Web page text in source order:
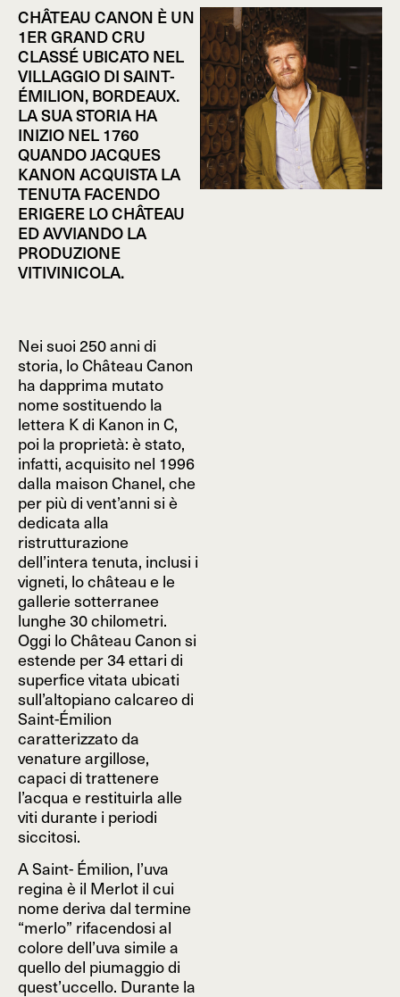
CHÂTEAU CANON È UN
1ER GRAND CRU
CLASSÉ UBICATO NEL
VILLAGGIO DI SAINT-
ÉMILION, BORDEAUX.
LA SUA STORIA HA
INIZIO NEL 1760
QUANDO JACQUES
KANON ACQUISTA LA
TENUTA FACENDO
ERIGERE LO CHÂTEAU
ED AVVIANDO LA
PRODUZIONE
VITIVINICOLA.
Nei suoi 250 anni di
storia, lo Château Canon
ha dapprima mutato
nome sostituendo la
lettera K di Kanon in C,
poi la proprietà: è stato,
infatti, acquisito nel 1996
dalla maison Chanel, che
per più di vent’anni si è
dedicata alla
ristrutturazione
dell’intera tenuta, inclusi i
vigneti, lo château e le
gallerie sotterranee
lunghe 30 chilometri.
Oggi lo Château Canon si
estende per 34 ettari di
superfice vitata ubicati
sull’altopiano calcareo di
Saint-Émilion
caratterizzato da
venature argillose,
capaci di trattenere
l’acqua e restituirla alle
viti durante i periodi
siccitosi.
A Saint- Émilion, l’uva
regina è il Merlot il cui
nome deriva dal termine
“merlo” rifacendosi al
colore dell’uva simile a
quello del piumaggio di
quest’uccello. Durante la